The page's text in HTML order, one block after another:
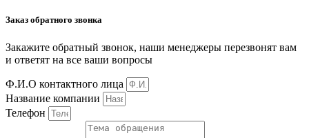
Заказ обратного звонка
Закажите обратный звонок, наши менеджеры перезвонят вам
и ответят на все ваши вопросы
Ф.И.О контактного лица
Название компании
Телефон